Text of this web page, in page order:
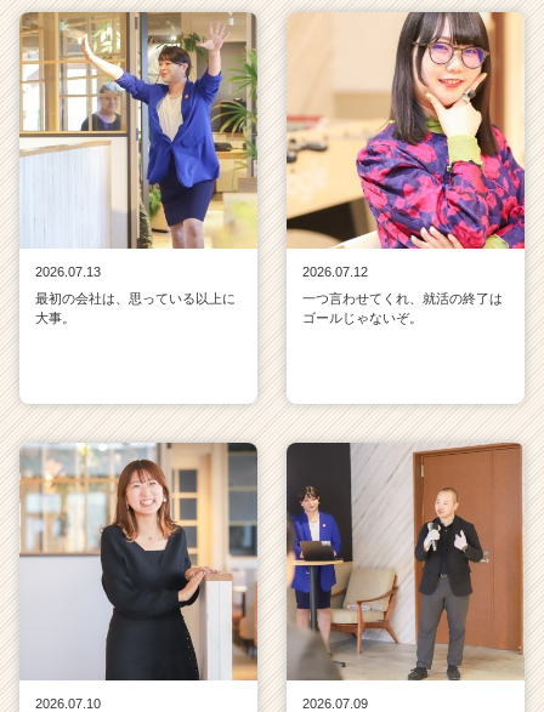
2026.07.13
最初の会社は、思っている以上に
大事。
2026.07.12
一つ言わせてくれ、就活の終了は
ゴールじゃないぞ。
2026.07.10
2026.07.09